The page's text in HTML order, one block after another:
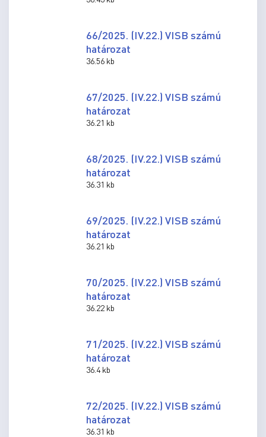
66/2025. (IV.22.) VISB számú
határozat
36.56 kb
67/2025. (IV.22.) VISB számú
határozat
36.21 kb
68/2025. (IV.22.) VISB számú
határozat
36.31 kb
69/2025. (IV.22.) VISB számú
határozat
36.21 kb
70/2025. (IV.22.) VISB számú
határozat
36.22 kb
71/2025. (IV.22.) VISB számú
határozat
36.4 kb
72/2025. (IV.22.) VISB számú
határozat
36.31 kb